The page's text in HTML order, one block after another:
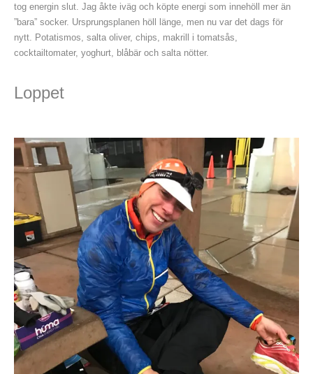
tog energin slut. Jag åkte iväg och köpte energi som innehöll mer än
”bara” socker. Ursprungsplanen höll länge, men nu var det dags för
nytt. Potatismos, salta oliver, chips, makrill i tomatsås,
cocktailtomater, yoghurt, blåbär och salta nötter.
Loppet